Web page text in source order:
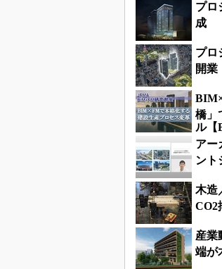
プロ
成
プロ
開業
橋」
ル【
アー
ント
木造
CO2
産業
端が